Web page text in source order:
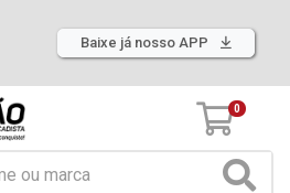
Baixe já nosso APP
0